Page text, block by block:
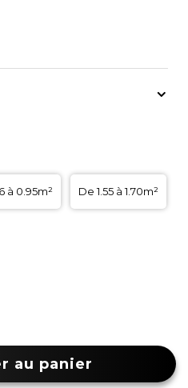
à 0.95m² De 1.55 à 1.70m²
au panier